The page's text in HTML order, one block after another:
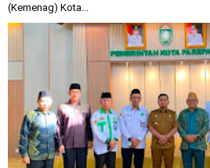
(Kemenag) Kota...